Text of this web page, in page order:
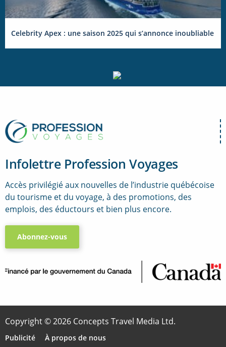
Celebrity Apex : une saison 2025 qui s’annonce inoubliable
Infolettre Profession Voyages
Accès privilégié aux nouvelles de l’industrie québécoise
du tourisme et du voyage, à des promotions, des
emplois, des éductours et bien plus encore.
Abonnez-vous
Copyright © 2026 Concepts Travel Media Ltd.
Publicité À propos de nous